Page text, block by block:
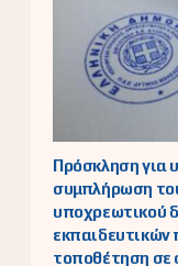
Πρόσκληση για
συμπλήρωση
υποχρεωτικού
εκπαιδευτικών
τοποθέτηση σε